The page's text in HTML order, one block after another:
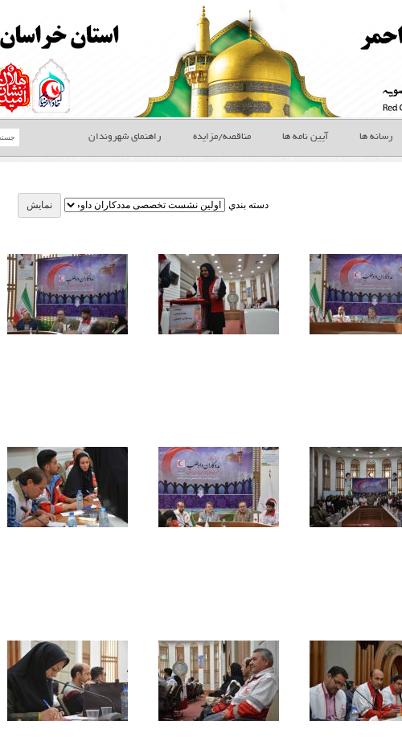
رسانه ها آیین نامه ها مناقصه/مزایده راهنمای شهروندان
دسته بندي